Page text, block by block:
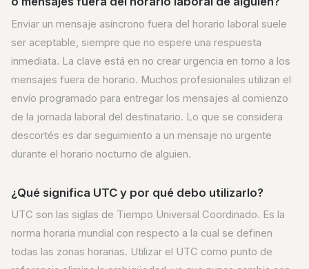
Enviar un mensaje asíncrono fuera del horario laboral suele
ser aceptable, siempre que no espere una respuesta
inmediata. La clave está en no crear urgencia en torno a los
mensajes fuera de horario. Muchos profesionales utilizan el
envío programado para entregar los mensajes al comienzo
de la jornada laboral del destinatario. Lo que se considera
descortés es dar seguimiento a un mensaje no urgente
durante el horario nocturno de alguien.
¿Qué significa UTC y por qué debo utilizarlo?
UTC son las siglas de Tiempo Universal Coordinado. Es la
norma horaria mundial con respecto a la cual se definen
todas las zonas horarias. Utilizar el UTC como punto de